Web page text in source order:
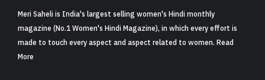
Meri Saheli is India's largest selling women's Hindi monthly
magazine (No.1 Women's Hindi Magazine), in which every effort is
made to touch every aspect and aspect related to women. Read
More